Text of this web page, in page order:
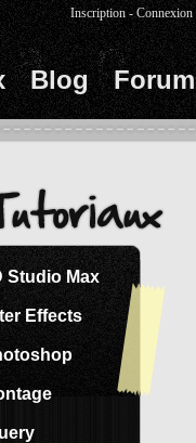
Blog Forum
Inscription -Connexion
Studio Max
Effects